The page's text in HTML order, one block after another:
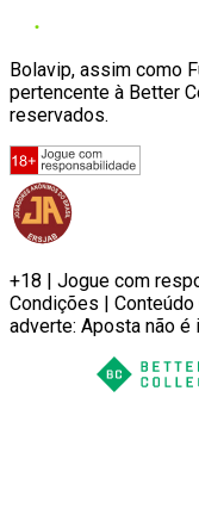
Bolavip, assim como
pertencente à Better
reservados.
+18 | Jogue com
Condições |
adverte: Aposta não é